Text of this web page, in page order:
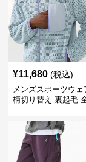
¥11,680 (税込)
メンズスポーツウ
柄切り替え 裏起毛